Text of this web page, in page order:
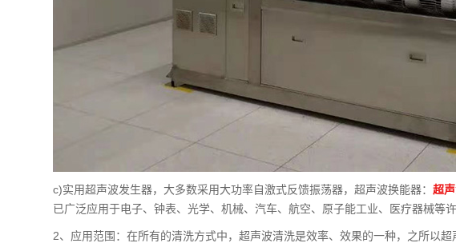
c)实用超声波发生器，大多数采用大功率自激式反馈振荡器，超声波换能器： 超
已广泛应用于电子、钟表、光学、机械、汽车、航空、原子能工业、医疗器械等
2、应用范围：在所有的清洗方式中，超声波清洗是效率、效果的一种，之所以